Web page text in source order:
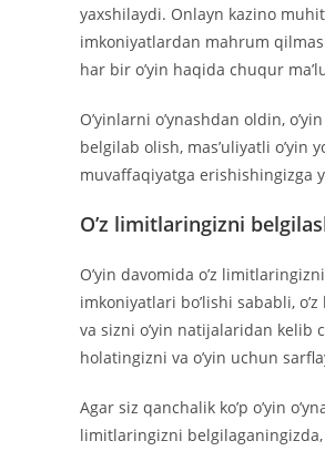
yaxshilaydi. Onlayn kazino
imkoniyatlardan mahrum
har bir o’yin haqida chuqur
O’yinlarni o’ynashdan oldin,
belgilab olish, mas’uliyatli o’yin
muvaffaqiyatga erishishingizga
O’z limitlaringizni
O’yin davomida o’z
imkoniyatlari bo’lishi sababli,
va sizni o’yin natijalaridan kelib
holatingizni va o’yin uchun
Agar siz qanchalik ko’p o’yin
limitlaringizni